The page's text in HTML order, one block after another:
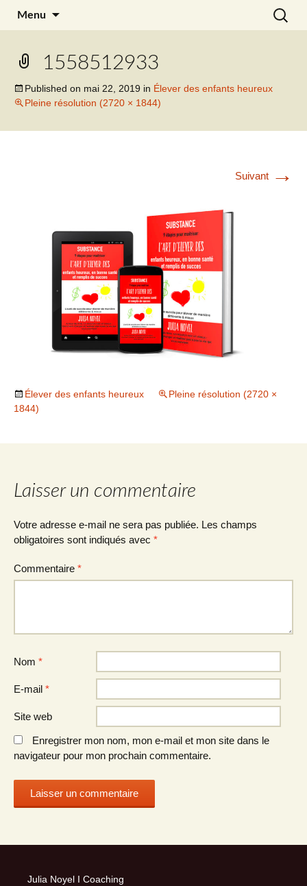
Julia Noyel
Menu
1558512933
Published on mai 22, 2019 in Élever des enfants heureux
Pleine résolution (2720 × 1844)
Suivant →
Élever des enfants heureux
Pleine résolution (2720 ×
1844)
Laisser un commentaire
Votre adresse e-mail ne sera pas publiée. Les champs
obligatoires sont indiqués avec *
Commentaire *
Nom *
E-mail *
Site web
Enregistrer mon nom, mon e-mail et mon site dans le
navigateur pour mon prochain commentaire.
Julia Noyel I Coaching